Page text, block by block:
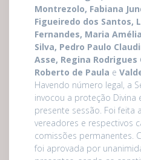
Montrezolo, Fabiana
Figueiredo dos Santos,
Fernandes, Maria
Silva, Pedro Paulo
Asse, Regina Rodrigues
Roberto de Paula e
Havendo número legal, a
invocou a proteção Divina
presente sessão. Foi feita
vereadores e respectivos
comissões permanentes.
foi aprovada por